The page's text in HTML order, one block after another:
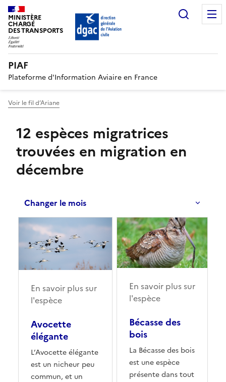
MINISTÈRE
CHARGÉ
DES TRANSPORTS
PIAF
Plateforme d'Information Aviaire en France
Voir le fil d’Ariane
12 espèces migratrices
trouvées en migration en
décembre
Changer le mois
Avocette
élégante
L’Avocette élégante
est un nicheur peu
commun, et un
En savoir plus sur
l'espèce
Bécasse des
bois
La Bécasse des bois
est une espèce
présente dans tout
En savoir plus sur
l'espèce